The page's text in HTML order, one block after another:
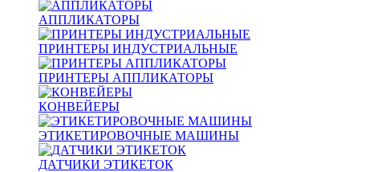
АППЛИКАТОРЫ
ПРИНТЕРЫ ИНДУСТРИАЛЬНЫЕ
ПРИНТЕРЫ АППЛИКАТОРЫ
КОНВЕЙЕРЫ
ЭТИКЕТИРОВОЧНЫЕ МАШИНЫ
ДАТЧИКИ ЭТИКЕТОК